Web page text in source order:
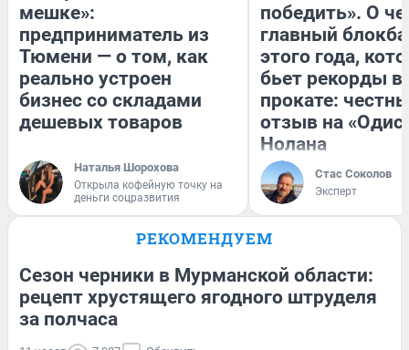
мешке»:
предприниматель из
Тюмени — о том, как
реально устроен
бизнес со складами
дешевых товаров
Наталья Шорохова
Открыла кофейную точку на
деньги соцразвития
победить». О
главный
этого года,
бьет рекорды в
прокате:
отзыв на
Нолана
Стас Соколов
Эксперт
РЕКОМЕНДУЕМ
Сезон черники в Мурманской области:
рецепт хрустящего ягодного штруделя
за полчаса